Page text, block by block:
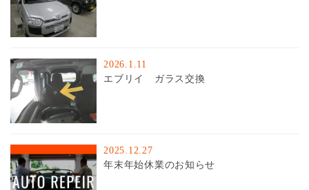
2026.1.11
エブリイ ガラス交換
2025.12.27
年末年始休業のお知らせ